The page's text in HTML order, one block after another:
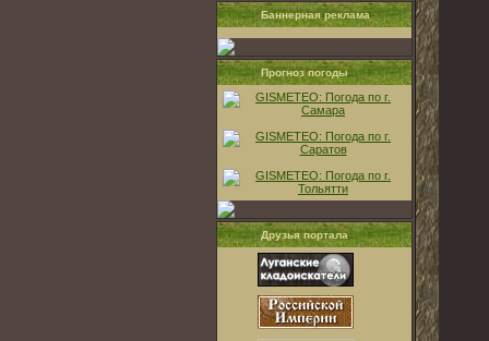
Баннерная реклама
Прогноз погоды
Друзья портала